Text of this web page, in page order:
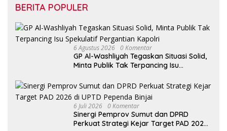
BERITA POPULER
6 Agustus 2026 0 Komentar
GP Al-Washliyah Tegaskan Situasi Solid,
Minta Publik Tak Terpancing Isu
6 Juli 2026 0 Komentar
Sinergi Pemprov Sumut dan DPRD
Perkuat Strategi Kejar Target PAD 2026